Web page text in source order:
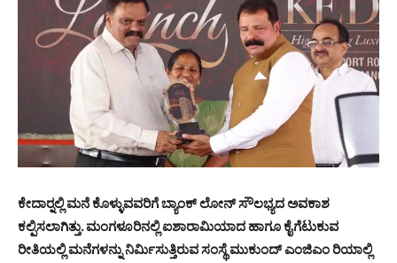
ಕೇದಾರ್‍ನಲ್ಲಿ ಮನೆ ಕೊಳ್ಳುವವರಿಗೆ ಬ್ಯಾಂಕ್ ಲೋನ್ ಸೌಲಭ್ಯದ ಅವಕಾಶ
ಕಲ್ಪಿಸಲಾಗಿತ್ತು. ಮಂಗಳೂರಿನಲ್ಲಿ ಐಶಾರಾಮಿಯಾದ ಹಾಗೂ ಕೈಗೆಟುಕುವ
ರೀತಿಯಲ್ಲಿ ಮನೆಗಳನ್ನು ನಿರ್ಮಿಸುತ್ತಿರುವ ಸಂಸ್ಥೆ ಮುಕುಂದ್ ಎಂಜಿಎಂ ರಿಯಾಲ್ಲಿ